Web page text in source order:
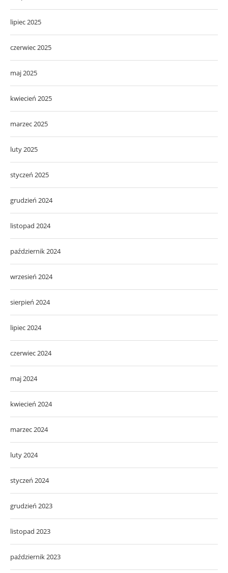
lipiec 2025
czerwiec 2025
maj 2025
kwiecień 2025
marzec 2025
luty 2025
styczeń 2025
grudzień 2024
listopad 2024
październik 2024
wrzesień 2024
sierpień 2024
lipiec 2024
czerwiec 2024
maj 2024
kwiecień 2024
marzec 2024
luty 2024
styczeń 2024
grudzień 2023
listopad 2023
październik 2023